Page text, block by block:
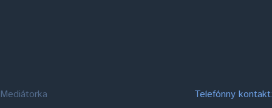
Mediátorka Telefónny